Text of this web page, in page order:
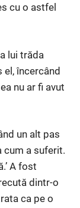
cu o astfel
lui trăda
el, încercând
nu ar fi avut
un alt pas
cum a suferit.
A fost
dintr-o
ca pe o